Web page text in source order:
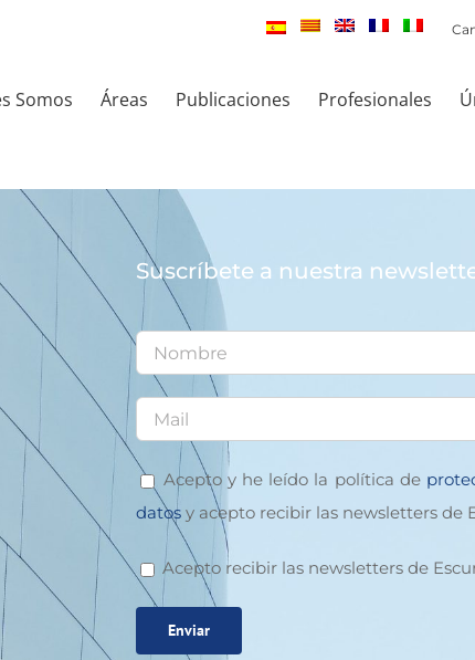
Somos Áreas Publicaciones Profesionales
Suscríbete a nuestra
Acepto y he leído la política de
datosy acepto recibir las newsletters de
Acepto recibir las newsletters de